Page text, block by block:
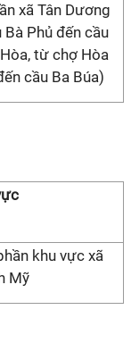
xã Tân Dương
Bà Phủ đến cầu
từ chợ Hòa
cầu Ba Búa)
khu vực xã
Mỹ